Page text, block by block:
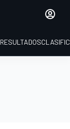
RESULTADOS